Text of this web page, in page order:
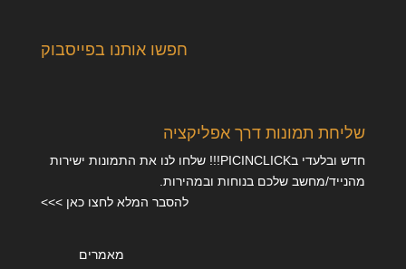
חפשו אותנו בפייסבוק
שליחת תמונות דרך אפליקציה
חדש ובלעדי בPICINCLICK!!! שלחו לנו את התמונות ישירות
מהנייד/מחשב שלכם בנוחות ובמהירות.
להסבר המלא לחצו כאן >>>
מאמרים